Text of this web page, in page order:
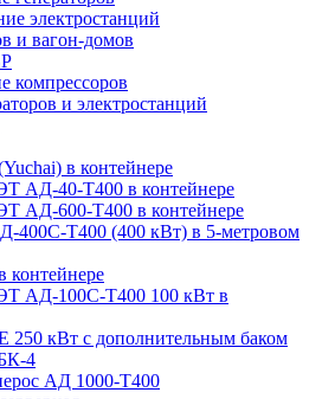
электростанций
и вагон-домов
компрессоров
и электростанций
в контейнере
АД-40-Т400 в контейнере
АД-600-Т400 в контейнере
400С-Т400 (400 кВт) в 5-метровом
АД-100С-Т400 100 кВт в
250 кВт с дополнительным баком
4
АД 1000-Т400